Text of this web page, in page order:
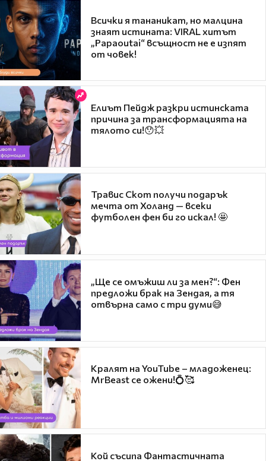
Всички я тананикат, но малцина
знаят истината: VIRAL хитът
„Papaoutai“ всъщност не е изпят
от човек!
Елиът Пейдж разкри истинската
причина за трансформацията на
тялото си!😯💥
Травис Скот получи подарък
мечта от Холанд — всеки
футболен фен би го искал! 🤩
„Ще се омъжиш ли за мен?“: Фен
предложи брак на Зендая, а тя
отвърна само с три думи😅
Кралят на YouTube – младоженец:
MrBeast се ожени!💍🥰
Кой съсипа Фантастичната